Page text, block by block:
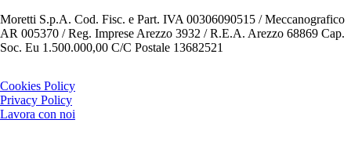
Moretti S.p.A. Cod. Fisc. e Part. IVA 00306090515 / Meccanografico
AR 005370 / Reg. Imprese Arezzo 3932 / R.E.A. Arezzo 68869 Cap.
Soc. Eu 1.500.000,00 C/C Postale 13682521
Cookies Policy
Privacy Policy
Lavora con noi